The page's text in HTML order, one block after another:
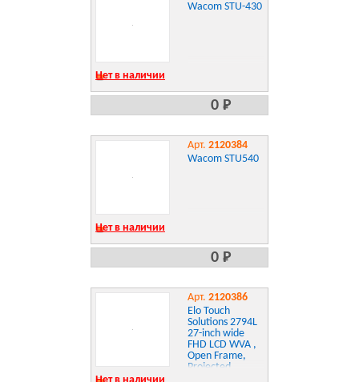
Wacom STU-430
Нет в наличии
0 Р
Арт. 2120384
Wacom STU540
Нет в наличии
0 Р
Арт. 2120386
Elo Touch
Solutions 2794L
27-inch wide
FHD LCD WVA ,
Open Frame,
Projected